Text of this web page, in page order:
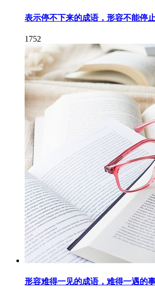
表示停不下来的成语，形容不能停
1752
形容难得一见的成语，难得一遇的